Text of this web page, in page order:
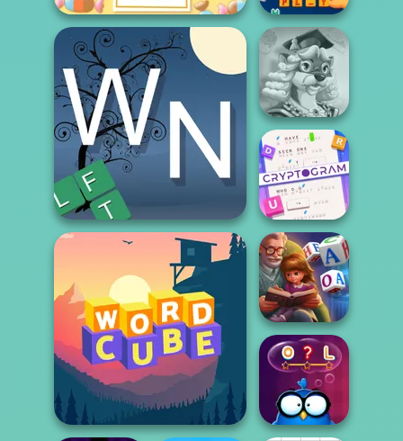
Word Candy
Wordy Night
Word Hunt
Words With Prof.
Wisely
Cryptogram:
Word Brain
Puzzle
Word Scramble:
Family Tales